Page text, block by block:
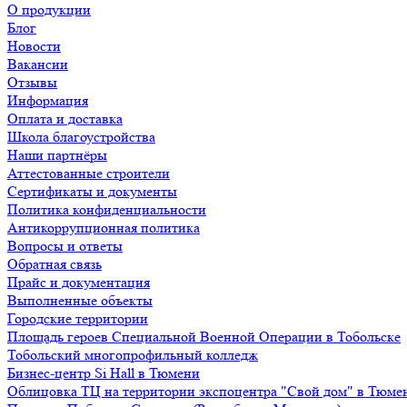
О продукции
Блог
Новости
Вакансии
Отзывы
Информация
Оплата и доставка
Школа благоустройства
Наши партнёры
Аттестованные строители
Сертификаты и документы
Политика конфиденциальности
Антикоррупционная политика
Вопросы и ответы
Обратная связь
Прайс и документация
Выполненные объекты
Городские территории
Площадь героев Специальной Военной Операции в Тобольске
Тобольский многопрофильный колледж
Бизнес-центр Si Hall в Тюмени
Облицовка ТЦ на территории экспоцентра "Свой дом" в